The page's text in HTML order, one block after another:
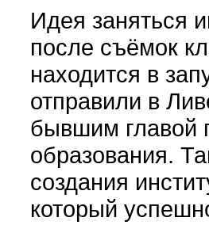
Идея заняться
после съёмок
находится в
отправили в
бывшим главой
образования.
создания
который